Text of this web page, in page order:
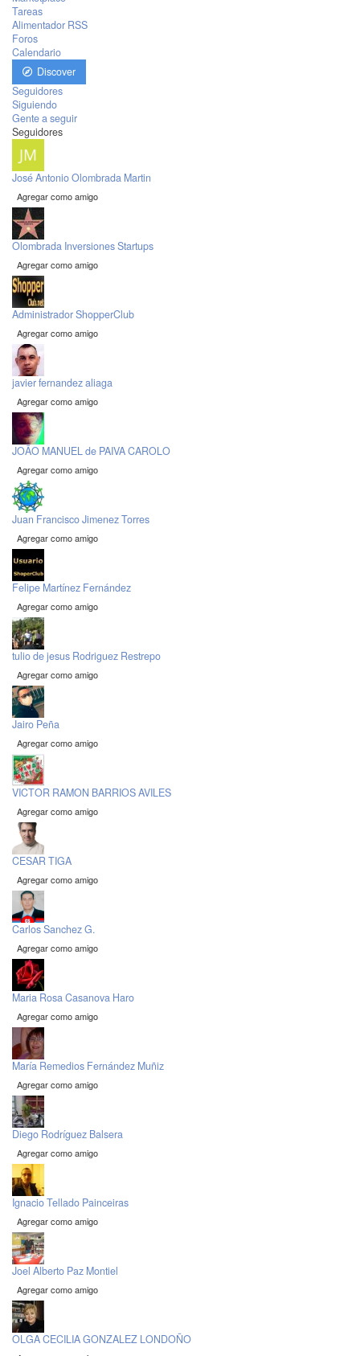
Tareas
Alimentador RSS
Foros
Calendario
Discover
Seguidores
Siguiendo
Gente a seguir
Seguidores
José Antonio Olombrada Martin
Agregar como amigo
Olombrada Inversiones Startups
Agregar como amigo
Administrador ShopperClub
Agregar como amigo
javier fernandez aliaga
Agregar como amigo
JOÃO MANUEL de PAIVA CAROLO
Agregar como amigo
Juan Francisco Jimenez Torres
Agregar como amigo
Felipe Martínez Fernández
Agregar como amigo
tulio de jesus Rodriguez Restrepo
Agregar como amigo
Jairo Peña
Agregar como amigo
VICTOR RAMON BARRIOS AVILES
Agregar como amigo
CESAR TIGA
Agregar como amigo
Carlos Sanchez G.
Agregar como amigo
Maria Rosa Casanova Haro
Agregar como amigo
María Remedios Fernández Muñiz
Agregar como amigo
Diego Rodríguez Balsera
Agregar como amigo
Ignacio Tellado Painceiras
Agregar como amigo
Joel Alberto Paz Montiel
Agregar como amigo
OLGA CECILIA GONZALEZ LONDOÑO